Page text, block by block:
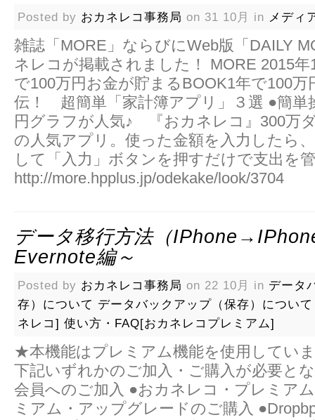
Posted by おカネレコ事務局 on 31 10月 in メディ
雑誌「MORE」ならびにWeb版「DAILY
ネレコが掲載されました！ MORE 2015
で100万円お金が貯まるBOOK1年で100万
伝！ 超簡単「家計簿アプリ」３選 ●簡単
円グラフが人気♪ 『おカネレコ』300万
の人気アプリ。使った金額を入力したら
して「入力」ボタンを押すだけで支出を
http://more.hpplus.jp/odekake/look/3704
データ移行方法（
Evernote編～
Posted by おカネレコ事務局 on 22 10月 in データ
存）について データバックアップ（保存）について
ネレコ] 使い方・FAQ[おカネレコプレミアム]
★本機能はプレミアム機能を使用してい
下記いずれかのご加入・ご購入が必要と
会員へのご加入 ●おカネレコ・プレミア
ミアム・アップグレードのご購入